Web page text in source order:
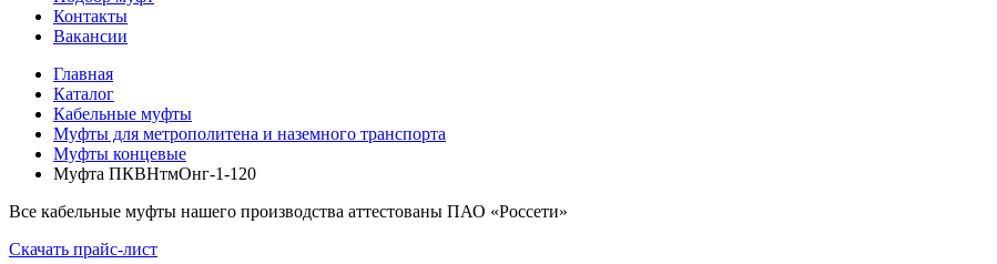
Контакты
Вакансии
Главная
Каталог
Кабельные муфты
Муфты для метрополитена и наземного транспорта
Муфты концевые
Муфта ПКВНтмОнг-1-120
Все кабельные муфты нашего производства аттестованы ПАО «Россети»
Скачать прайс-лист